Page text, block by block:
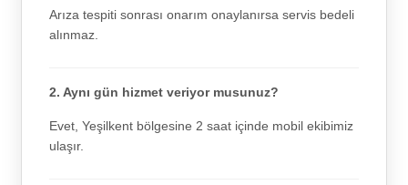
Arıza tespiti sonrası onarım onaylanırsa servis bedeli
alınmaz.
2. Aynı gün hizmet veriyor musunuz?
Evet, Yeşilkent bölgesine 2 saat içinde mobil ekibimiz
ulaşır.